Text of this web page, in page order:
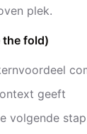
plek.
the fold)
geeft
volgende